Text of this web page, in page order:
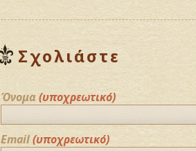
Σχολιάστε
Όνομα (υποχρεωτικό)
Email(υποχρεωτικό)